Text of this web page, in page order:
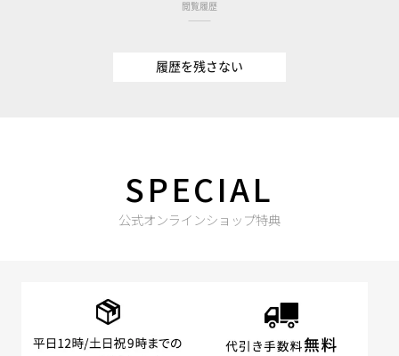
閲覧履歴
履歴を残さない
SPECIAL
公式オンラインショップ特典